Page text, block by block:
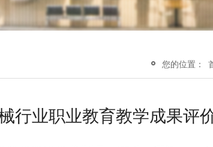
您的位置：
行业职业教育教学成果评